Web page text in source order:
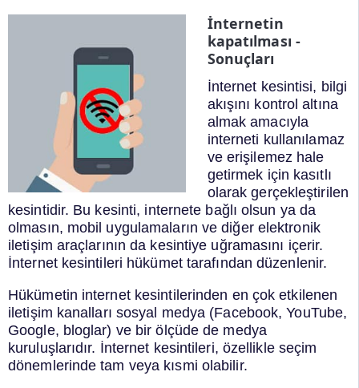
İnternetin
kapatılması -
Sonuçları
İnternet kesintisi, bilgi
akışını kontrol altına
almak amacıyla
interneti kullanılamaz
ve erişilemez hale
getirmek için kasıtlı
olarak gerçekleştirilen
kesintidir. Bu kesinti, internete bağlı olsun ya da
olmasın, mobil uygulamaların ve diğer elektronik
iletişim araçlarının da kesintiye uğramasını içerir.
İnternet kesintileri hükümet tarafından düzenlenir.
Hükümetin internet kesintilerinden en çok etkilenen
iletişim kanalları sosyal medya (Facebook, YouTube,
Google, bloglar) ve bir ölçüde de medya
kuruluşlarıdır. İnternet kesintileri, özellikle seçim
dönemlerinde tam veya kısmi olabilir.